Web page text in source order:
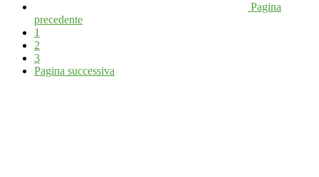
Pagina
precedente
1
2
3
Pagina successiva